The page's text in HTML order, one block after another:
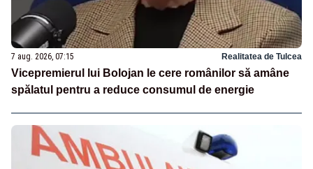
7 aug. 2026, 07:15 Realitatea de Tulcea
Vicepremierul lui Bolojan le cere românilor să amâne
spălatul pentru a reduce consumul de energie